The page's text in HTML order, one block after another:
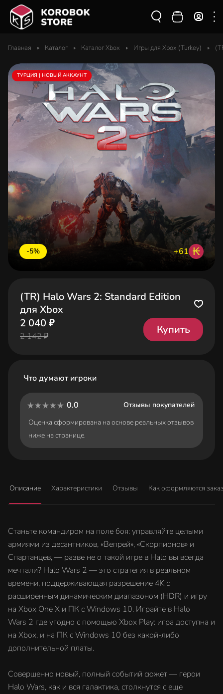
Главная Каталог Каталог Xbox Игры для Xbox (Turkey)
-5% +61 ₭
ТУРЦИЯ | НОВЫЙ АККАУНТ
(TR) Halo Wars 2: Standard Edition
для Xbox
2 040 ₽
2 142 ₽
Купить
Что думают игроки
0.0
Отзывы покупателей
Оценка сформирована на основе реальных отзывов
ниже на странице.
Описание Характеристики Отзывы Как оформляются
Станьте командиром на поле боя: управляйте целыми
армиями из десантников, «Вепрей», «Скорпионов» и
Спартанцев, — разве не о такой игре в Halo вы всегда
мечтали? Halo Wars 2 — это стратегия в реальном
времени, поддерживающая разрешение 4K с
расширенным динамическим диапазоном (HDR) и игру
на Xbox One X и ПК с Windows 10. Играйте в Halo
Wars 2 где угодно с помощью Xbox Play: игра доступна и
на Xbox, и на ПК с Windows 10 без какой-либо
дополнительной платы.
Совершенно новый, полный событий сюжет — герои
Halo Wars, как и вся галактика, столкнутся с еще